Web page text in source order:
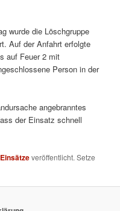
wurde die Löschgruppe
Auf der Anfahrt erfolgte
auf Feuer 2 mit
Person in der
angebranntes
der Einsatz schnell
Einsätzeveröffentlicht. Setze